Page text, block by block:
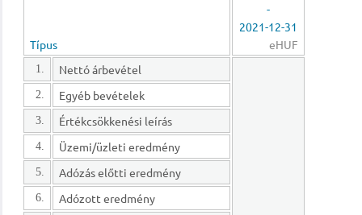
Típus
-
2021-12-31
eHUF
1. Nettó árbevétel
2. Egyéb bevételek
3. Értékcsökkenési leírás
4. Üzemi/üzleti eredmény
5. Adózás előtti eredmény
6. Adózott eredmény